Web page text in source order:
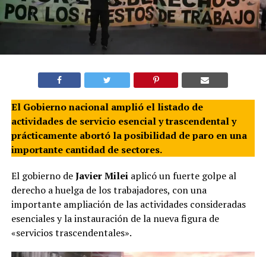
El Gobierno nacional amplió el listado de
actividades de servicio esencial y trascendental y
prácticamente abortó la posibilidad de paro en una
importante cantidad de sectores.
El gobierno deJavier Milei aplicó un fuerte golpe al
derecho a huelga de los trabajadores, con una
importante ampliación de las actividades consideradas
esenciales y la instauración de la nueva figura de
«servicios trascendentales».